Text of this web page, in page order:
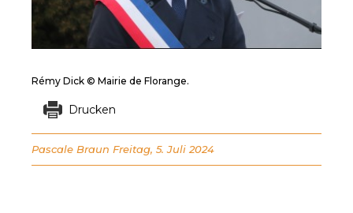
Rémy Dick © Mairie de Florange.
Drucken
Pascale Braun Freitag, 5. Juli 2024